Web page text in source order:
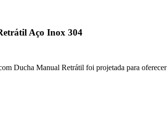
Aço Inox 304
Ducha Manual Retrátil foi projetada para oferecer